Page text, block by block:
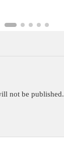
not be published.